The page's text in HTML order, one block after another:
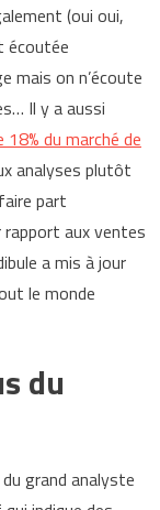
(oui oui,
écoutée
mais on n’écoute
Il y a aussi
18% du marché de
analyses plutôt
part
aux ventes
a mis à jour
le monde
du
grand analyste